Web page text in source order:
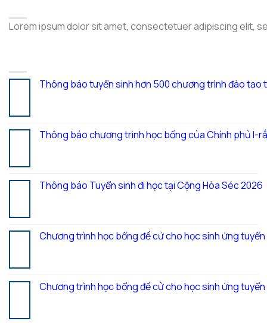
Lorem ipsum dolor sit amet, consectetuer adipiscing elit,
Thông báo tuyển sinh hơn 500 chương trình đào tạo
Thông báo chương trình học bổng của Chính phủ I-
Thông báo Tuyển sinh đi học tại Cộng Hòa Séc 2026
Chương trình học bổng đề cử cho học sinh ứng
Chương trình học bổng đề cử cho học sinh ứng